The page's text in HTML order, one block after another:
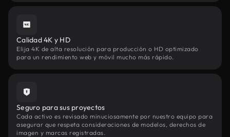
Calidad 4K y HD
Elija 4K de alta resolución para producción o HD optimizado
para un rendimiento web y móvil mucho más rápido.
Seguro para sus proyectos
Cada activo es revisado minuciosamente por nuestro equipo para
asegurar que respeta consideraciones de modelos, derechos de
imagen y marcas registradas.